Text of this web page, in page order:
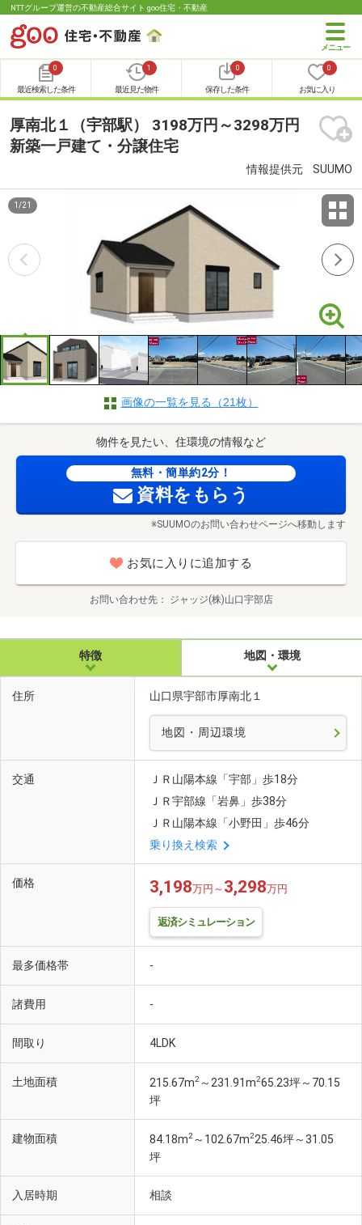
NTTグループ運営の不動産総合サイト goo住宅・不動産
0
最近検索した条件
1
最近見た物件
0
保存した条件
0
お気に入り
厚南北１（宇部駅） 3198万円～3298万円
新築一戸建て・分譲住宅
情報提供元 SUUMO
1 /21
画像の一覧を見る（21枚）
物件を見たい、住環境の情報など
無料・簡単約2分！
資料をもらう
※SUUMOのお問い合わせページへ移動します
お気に入りに追加する
お問い合わせ先 ジャッジ(株)山口宇部店
特徴 地図・環境
住所 山口県宇部市厚南北１
地図・周辺環境
交通
ＪＲ山陽本線「宇部」歩18分
ＪＲ宇部線「岩鼻」歩38分
ＪＲ山陽本線「小野田」歩46分
乗り換え検索
価格 3,198万円～ 3,298万円
返済シミュレーション
最多価格帯 -
諸費用 -
間取り 4LDK
土地面積 215.67m2 ～231.91m265.23坪～70.15
坪
建物面積 84.18m2 ～102.67m225.46坪～31.05
坪
入居時期 相談